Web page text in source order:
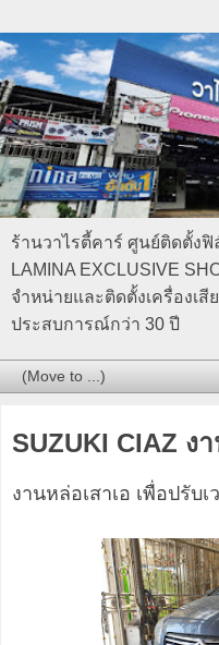
ร้านวาไรตี้คาร์ ศูนย์ติดตั้ง
LAMINA EXCLUSIVE
จำหน่ายและติดตั้งเครื่องเ
ประสบการณ์กว่า 30 ปี
SUZUKI CIAZ ง
งานหล่อเสาเอ เพื่อปรับ